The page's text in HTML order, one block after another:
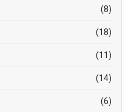
(8)
(18)
(11)
(14)
(6)